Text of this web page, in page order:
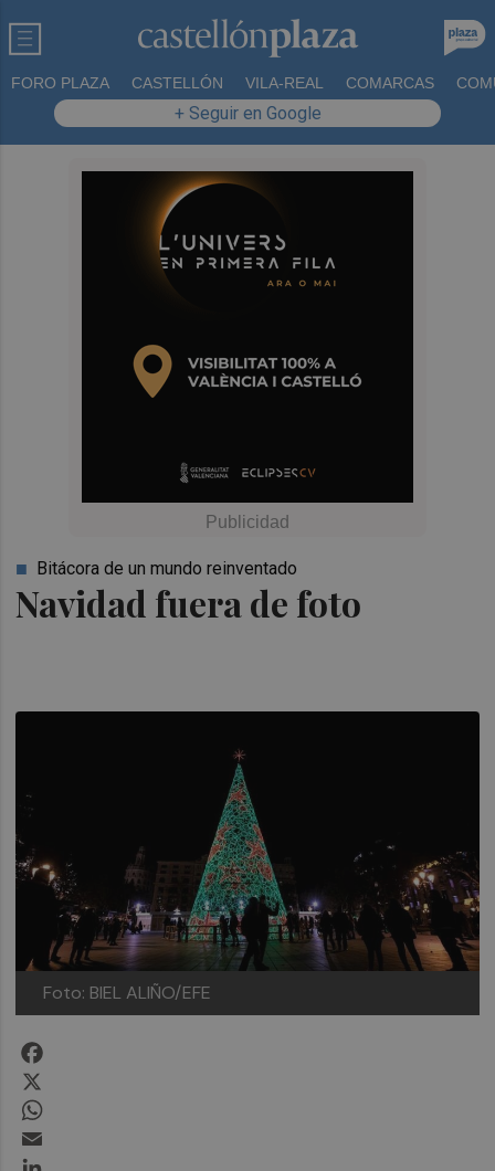
FORO PLAZA CASTELLÓN VILA-REAL COMARCAS
+ Seguir en Google
Navidad fuera de foto
Bitácora de un mundo reinventado
Foto: BIEL ALIÑO/EFE